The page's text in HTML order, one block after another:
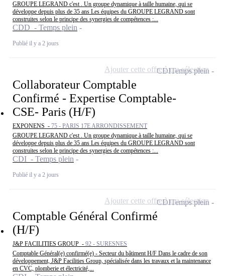
GROUPE LEGRAND c'est . Un groupe dynamique à taille humaine, qui se
développe depuis plus de 35 ans Les équipes du GROUPE LEGRAND sont
construites selon le principe des synergies de compétences :...
CDD - Temps plein
Publié il y a 2 jours
Collaborateur Comptable
Confirmé - Expertise Comptable-
CSE- Paris (H/F)
EXPONENS - 75 - PARIS 17E ARRONDISSEMENT
GROUPE LEGRAND c'est . Un groupe dynamique à taille humaine, qui se
développe depuis plus de 35 ans Les équipes du GROUPE LEGRAND sont
construites selon le principe des synergies de compétences :...
CDI - Temps plein
Publié il y a 2 jours
CDITemps plein
Ajouter cette offre à ma sélection
Comptable Général Confirmé
(H/F)
J&P FACILITIES GROUP - 92 - SURESNES
Comptable Général(e) confirmé(e) - Secteur du bâtiment H/F Dans le cadre de son
développement, J&P Facilities Group, spécialisée dans les travaux et la maintenance
en CVC, plomberie et électricité,...
CDITemps plein
Ajouter cette offre à ma sélection